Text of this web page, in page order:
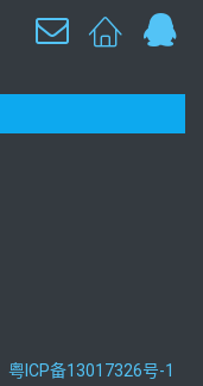
粤ICP备13017326号-1